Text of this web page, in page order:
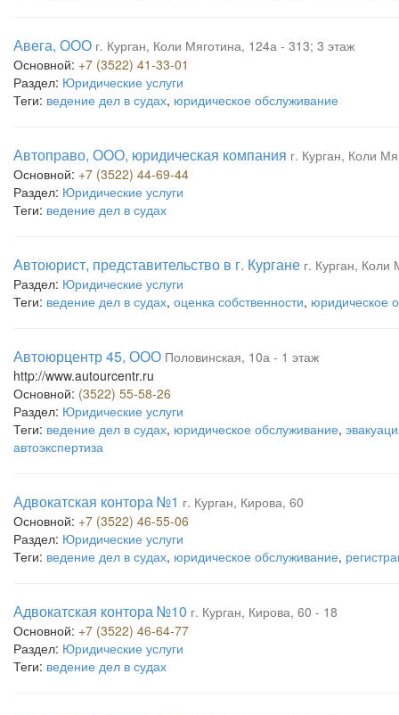
Авега, ООО г. Курган, Коли Мяготина, 124а - 313; 3 этаж
Основной: +7 (3522) 41-33-01
Раздел: Юридические услуги
Теги: ведение дел в судах, юридическое обслуживание
Автоправо, ООО, юридическая компания г. Курган, Коли
Основной: +7 (3522) 44-69-44
Раздел: Юридические услуги
Теги: ведение дел в судах
Автоюрист, представительство в г. Кургане г. Курган, Коли
Раздел: Юридические услуги
Теги: ведение дел в судах, оценка собственности, юридическое
Автоюрцентр 45, ООО Половинская, 10а - 1 этаж
http://www.autourcentr.ru
Основной: (3522) 55-58-26
Раздел: Юридические услуги
Теги: ведение дел в судах, юридическое обслуживание,
автоэкспертиза
Адвокатская контора №1 г. Курган, Кирова, 60
Основной: +7 (3522) 46-55-06
Раздел: Юридические услуги
Теги: ведение дел в судах, юридическое обслуживание,
Адвокатская контора №10 г. Курган, Кирова, 60 - 18
Основной: +7 (3522) 46-64-77
Раздел: Юридические услуги
Теги: ведение дел в судах